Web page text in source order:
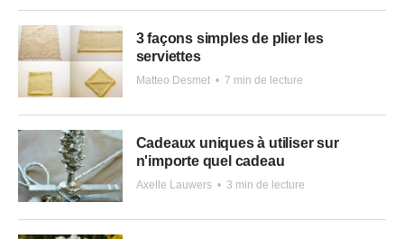
3 façons simples de plier les
serviettes
Matteo Desmet • 7 min de lecture
Cadeaux uniques à utiliser sur
n'importe quel cadeau
Axelle Lauwers • 3 min de lecture